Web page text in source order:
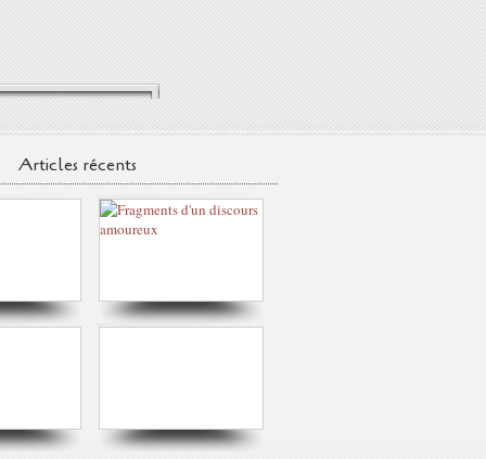
Articles récents